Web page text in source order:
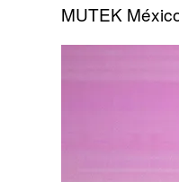
MUTEK